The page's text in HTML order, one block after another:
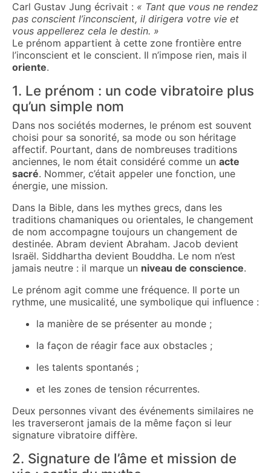
Carl Gustav Jung écrivait : « Tant que vous ne rendez
pas conscient l’inconscient, il dirigera votre vie et
vous appellerez cela le destin. »
Le prénom appartient à cette zone frontière entre
l’inconscient et le conscient. Il n’impose rien, mais il
oriente.
1. Le prénom : un code vibratoire plus
qu’un simple nom
Dans nos sociétés modernes, le prénom est souvent
choisi pour sa sonorité, sa mode ou son héritage
affectif. Pourtant, dans de nombreuses traditions
anciennes, le nom était considéré comme un acte
sacré. Nommer, c’était appeler une fonction, une
énergie, une mission.
Dans la Bible, dans les mythes grecs, dans les
traditions chamaniques ou orientales, le changement
de nom accompagne toujours un changement de
destinée. Abram devient Abraham. Jacob devient
Israël. Siddhartha devient Bouddha. Le nom n’est
jamais neutre : il marque un niveau de conscience.
Le prénom agit comme une fréquence. Il porte un
rythme, une musicalité, une symbolique qui influence :
la manière de se présenter au monde ;
la façon de réagir face aux obstacles ;
les talents spontanés ;
et les zones de tension récurrentes.
Deux personnes vivant des événements similaires ne
les traverseront jamais de la même façon si leur
signature vibratoire diffère.
2. Signature de l’âme et mission de